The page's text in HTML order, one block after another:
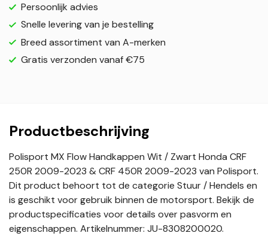
Persoonlijk advies
Snelle levering van je bestelling
Breed assortiment van A-merken
Gratis verzonden vanaf €75
Productbeschrijving
Polisport MX Flow Handkappen Wit / Zwart Honda CRF
250R 2009-2023 & CRF 450R 2009-2023 van Polisport.
Dit product behoort tot de categorie Stuur / Hendels en
is geschikt voor gebruik binnen de motorsport. Bekijk de
productspecificaties voor details over pasvorm en
eigenschappen. Artikelnummer: JU-8308200020.